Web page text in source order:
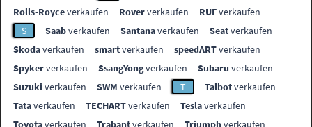
Rolls-Royceverkaufen Roververkaufen RUFverkaufen
S
Saabverkaufen Santanaverkaufen Seatverkaufen
Skodaverkaufen smartverkaufen speedARTverkaufen
Spykerverkaufen SsangYongverkaufen Subaru verkaufen
Suzuki verkaufen SWM verkaufen T Talbotverkaufen
Tataverkaufen TECHARTverkaufen Teslaverkaufen
Toyotaverkaufen Trabantverkaufen Triumphverkaufen